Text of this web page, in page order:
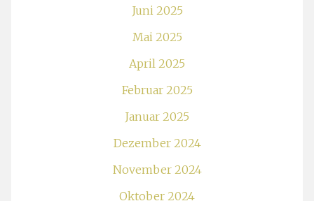
Juni 2025
Mai 2025
April 2025
Februar 2025
Januar 2025
Dezember 2024
November 2024
Oktober 2024